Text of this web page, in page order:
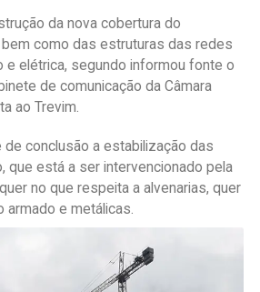
da nova cobertura do
como das estruturas das redes
e elétrica, segundo informou fonte o
de comunicação da Câmara
ao Trevim.
de conclusão a estabilização das
que está a ser intervencionado pela
no que respeita a alvenarias, quer
e metálicas.